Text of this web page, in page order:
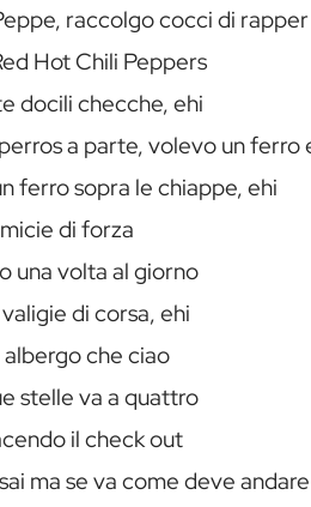
raccolgo cocci di rapper
Hot Chili Peppers
docili checche, ehi
a parte, volevo un ferro
ferro sopra le chiappe, ehi
di forza
una volta al giorno
di corsa, ehi
albergo che ciao
stelle va a quattro
il check out
ma se va come deve andare